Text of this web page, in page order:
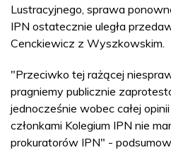
Lustracyjnego, sprawa
IPN ostatecznie uległa
Cenckiewicz z Wyszkowskim.
"Przeciwko tej rażącej
pragniemy publicznie
jednocześnie wobec całej
członkami Kolegium IPN nie
prokuratorów IPN" -